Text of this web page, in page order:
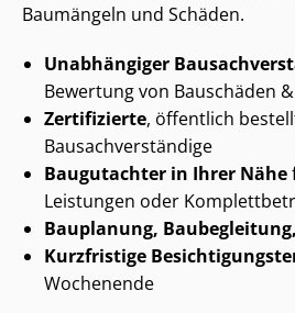
Baumängeln und Schäden.
Unabhängiger
Bewertung von Bauschäden
Zertifizierte, öffentlich
Bau­sach­ver­stän­di­ge
Baugutachter in Ihrer Nähe
Leistungen oder
Bauplanung,
Kurzfristige
Wochenende